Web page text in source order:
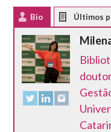
Bio